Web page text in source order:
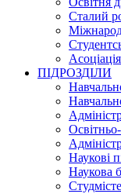
Сталий
ПІДРОЗДІЛИ
Наукові
Наукова